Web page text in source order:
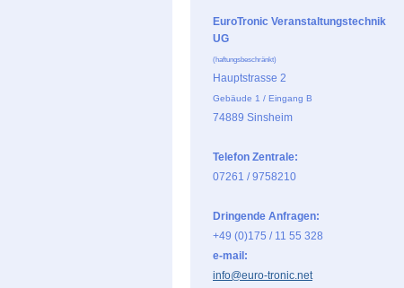
EuroTronic Veranstaltungstechnik
UG
(haftungsbeschränkt)
Hauptstrasse 2
Gebäude 1 / Eingang B
74889 Sinsheim
Telefon Zentrale:
07261 / 9758210
Dringende Anfragen:
+49 (0)175 / 11 55 328
e-mail:
info@euro-tronic.net